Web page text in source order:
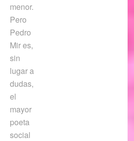
menor.
Pero
Pedro
Mir es,
sin
lugar a
dudas,
el
mayor
poeta
social